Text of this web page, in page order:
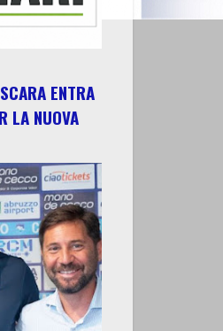
ENTRA
LA NUOVA